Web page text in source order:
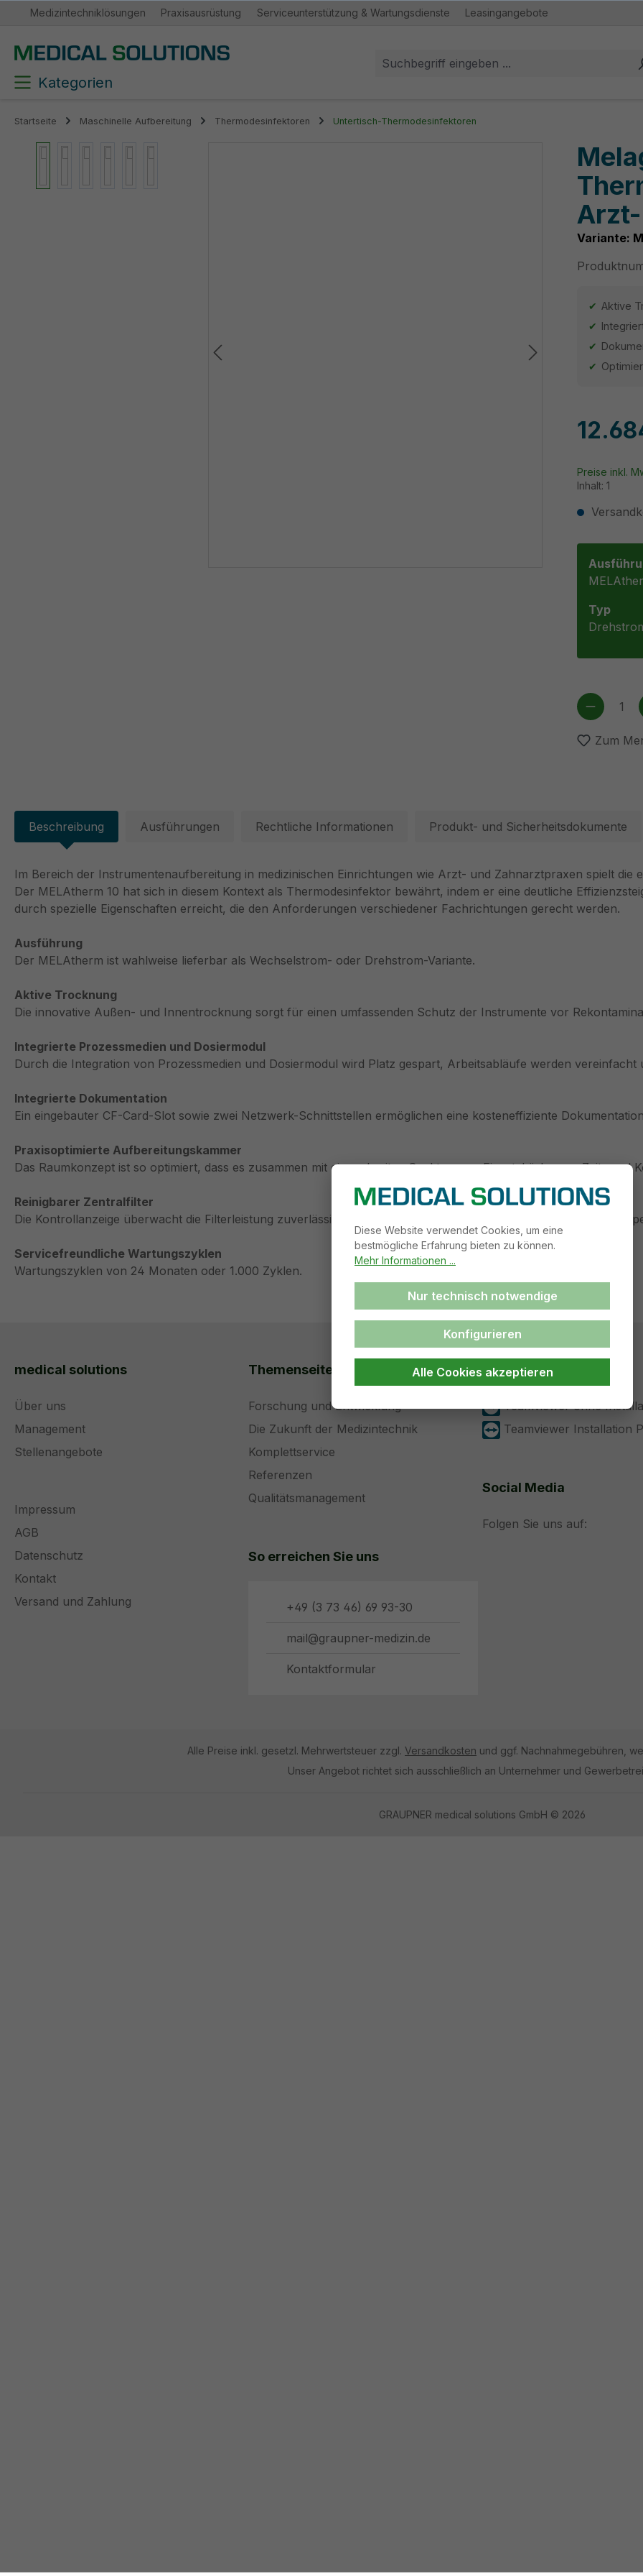
Zur Hauptnavigation springen
Medizintechniklösungen Praxisausrüstung Serviceunterstützung & Wartungsdienste Leasingangebote
Kategorien
Startseite Maschinelle Aufbereitung Thermodesinfektoren Untertisch-Thermodesinfektoren
Bildergalerie überspringen
Variante:
Aktive
Inhalt: 1
Preise inkl.
Typ
Zum
Beschreibung Ausführungen Rechtliche Informationen Produkt- und Sicherheitsdokumente
Im Bereich der Instrumentenaufbereitung in medizinischen Einrichtungen wie Arzt- und Zahnarztpraxen spielt die
Der MELAtherm 10 hat sich in diesem Kontext als Thermodesinfektor bewährt, indem er eine deutliche
durch spezielle Eigenschaften erreicht, die den Anforderungen verschiedener Fachrichtungen gerecht werden.
Ausführung
Der MELAtherm ist wahlweise lieferbar als Wechselstrom- oder Drehstrom-Variante.
Aktive Trocknung
Die innovative Außen- und Innentrocknung sorgt für einen umfassenden Schutz der Instrumente vor
Integrierte Prozessmedien und Dosiermodul
Durch die Integration von Prozessmedien und Dosiermodul wird Platz gespart, Arbeitsabläufe werden vereinfacht
Integrierte Dokumentation
Ein eingebauter CF-Card-Slot sowie zwei Netzwerk-Schnittstellen ermöglichen eine kosteneffiziente
Praxisoptimierte Aufbereitungskammer
Das Raumkonzept ist so optimiert, dass es zusammen mit einem breiten Spektrum an Einsatzkörben zu Zeit- und
Reinigbarer Zentralfilter
Die Kontrollanzeige überwacht die Filterleistung zuverlässig. Der Filter kann schnell und einfach durch das
Servicefreundliche Wartungszyklen
Wartungszyklen von 24 Monaten oder 1.000 Zyklen.
medical solutions
Über uns
Management
Stellenangebote
Impressum
AGB
Datenschutz
Kontakt
Versand und Zahlung
Themenseiten
Forschung und Entwicklung
Die Zukunft der Medizintechnik
Komplettservice
Referenzen
Qualitätsmanagement
So erreichen Sie uns
+49 (3 73 46) 69 93-30
mail@graupner-medizin.de
Kontaktformular
Support
Teamviewer ohne
Teamviewer Installation
Social Media
Folgen Sie uns auf:
Alle Preise inkl. gesetzl. Mehrwertsteuer zzgl. Versandkosten und ggf. Nachnahmegebühren,
Unser Angebot richtet sich ausschließlich an Unternehmer und
GRAUPNER medical solutions GmbH © 2026
Diese Website verwendet Cookies, um eine
bestmögliche Erfahrung bieten zu können.
Mehr Informationen ...
Nur technisch notwendige
Konfigurieren
Alle Cookies akzeptieren